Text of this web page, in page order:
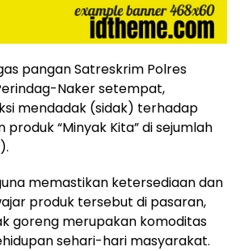
pangan Satreskrim Polres
Naker setempat,
mendadak (sidak) terhadap
“Minyak Kita” di sejumlah
memastikan ketersediaan dan
produk tersebut di pasaran,
goreng merupakan komoditas
sehari-hari masyarakat.